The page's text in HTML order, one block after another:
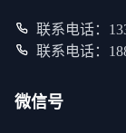
联系电话：
联系电话：
微信号